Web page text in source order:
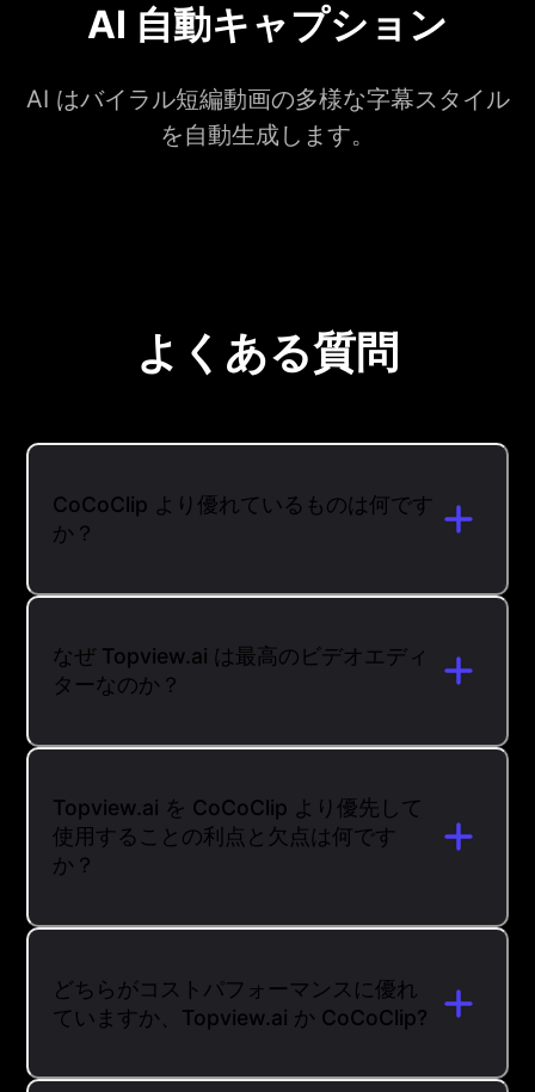
AI 自動キャプション
AI はバイラル短編動画の多様な字幕スタイル
を自動生成します。
よくある質問
CoCoClip より優れているものは何です
か？
なぜ Topview.ai は最高のビデオエディ
ターなのか？
Topview.ai を CoCoClip より優先して
使用することの利点と欠点は何です
か？
どちらがコストパフォーマンスに優れ
ていますか、Topview.ai か CoCoClip?